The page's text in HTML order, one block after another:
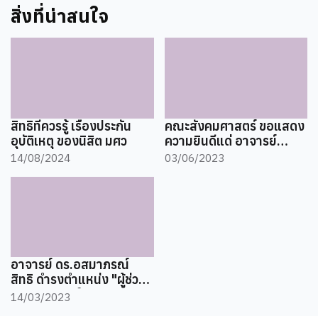
สิ่งที่น่าสนใจ
สิทธิที่ควรรู้ เรื่องประกัน
อุบัติเหตุ ของนิสิต มศว
14/08/2024
คณะสังคมศาสตร์ ขอแสดง
ความยินดีแด่ อาจารย์
ดร.วุฒิชัย บุญพุก นักวิจัย
03/06/2023
อาจารย์ ดร.อสมาภรณ์
สิทธิ ดำรงตำแหน่ง "ผู้ช่วย
ศาสตราจารย์ สาขาวิชา
14/03/2023